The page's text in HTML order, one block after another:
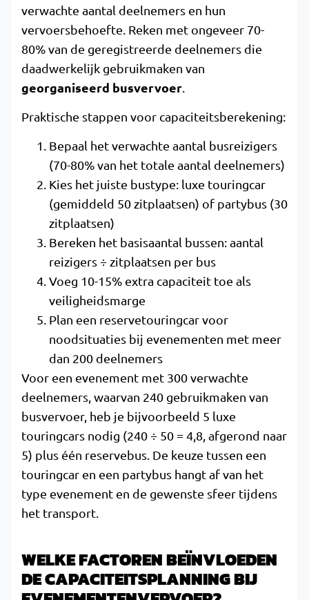
verwachte aantal deelnemers en hun
vervoersbehoefte. Reken met ongeveer 70-
80% van de geregistreerde deelnemers die
daadwerkelijk gebruikmaken van
georganiseerd busvervoer
Praktische stappen voor capaciteitsberekening:
Bepaal het verwachte aantal busreizigers
(70-80% van het totale aantal deelnemers)
Kies het juiste bustype: luxe touringcar
(gemiddeld 50 zitplaatsen) of partybus (30
zitplaatsen)
Bereken het basisaantal bussen: aantal
reizigers ÷ zitplaatsen per bus
Voeg 10-15% extra capaciteit toe als
veiligheidsmarge
Plan een reservetouringcar voor
noodsituaties bij evenementen met meer
dan 200 deelnemers
Voor een evenement met 300 verwachte
deelnemers, waarvan 240 gebruikmaken van
busvervoer, heb je bijvoorbeeld 5 luxe
touringcars nodig (240 ÷ 50 = 4,8, afgerond naar
5) plus één reservebus. De keuze tussen een
touringcar en een partybus hangt af van het
type evenement en de gewenste sfeer tijdens
het transport.
WELKE FACTOREN BEÏNVLOEDEN
DE CAPACITEITSPLANNING BIJ